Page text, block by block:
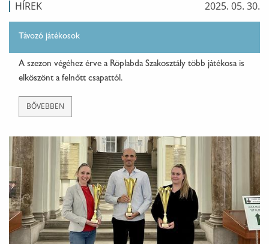
HÍREK 2025. 05. 30.
Távozó játékosok
A szezon végéhez érve a Röplabda Szakosztály több játékosa is
elköszönt a felnőtt csapattól.
BŐVEBBEN